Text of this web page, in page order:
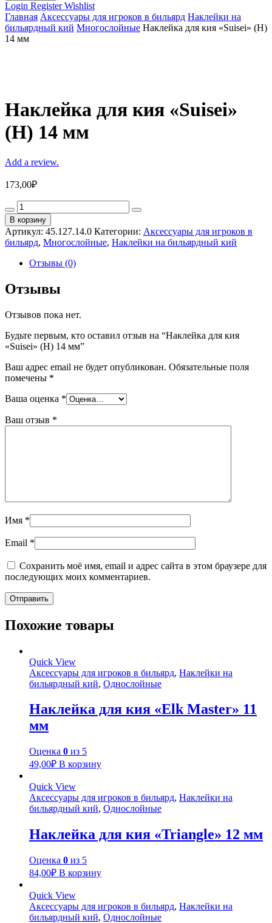
Login RegisterWishlist
Главная Аксессуары для игроков в бильярд Наклейки на
бильярдный кий Многослойные Наклейка для кия «Suisei» (H)
14 мм
Наклейка для кия «Suisei»
(H) 14 мм
Add a review.
173,00₽
Наклейка
для
кия
«Suisei»
(H)
14
В корзину
Артикул: 45.127.14.0 Категории: Аксессуары для игроков в
бильярд, Многослойные, Наклейки на бильярдный кий
Отзывы (0)
Отзывы
Отзывов пока нет.
Будьте первым, кто оставил отзыв на “Наклейка для кия
«Suisei» (H) 14 мм”
Ваш адрес email не будет опубликован. Обязательные поля
помечены *
Ваша оценка *
Ваш отзыв *
Имя *
Email *
Сохранить моё имя, email и адрес сайта в этом браузере для
последующих моих комментариев.
Похожие товары
Quick View
Аксессуары для игроков в бильярд, Наклейки на
бильярдный кий, Однослойные
Наклейка для кия «Elk Master» 11
мм
Оценка 0 из 5
49,00₽ В корзину
Quick View
Аксессуары для игроков в бильярд, Наклейки на
бильярдный кий, Однослойные
Наклейка для кия «Triangle» 12 мм
Оценка 0 из 5
84,00₽ В корзину
Quick View
Аксессуары для игроков в бильярд, Наклейки на
бильярдный кий, Однослойные